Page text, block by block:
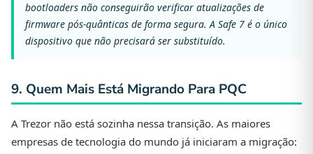
bootloaders não conseguirão verificar atualizações de
firmware pós-quânticas de forma segura. A Safe 7 é o único
dispositivo que não precisará ser substituído.
9. Quem Mais Está Migrando Para PQC
A Trezor não está sozinha nessa transição. As maiores
empresas de tecnologia do mundo já iniciaram a migração: